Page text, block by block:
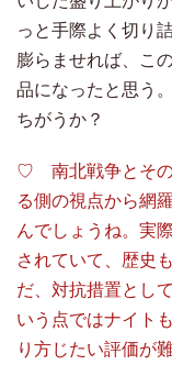
っと手際よく切り
膨らませれば、こ
品になったと思う
ちがうか？
♡ 南北戦争とその
る側の視点から網
んでしょうね。実
されていて、歴史
だ、対抗措置とし
いう点ではナイト
り方じたい評価が